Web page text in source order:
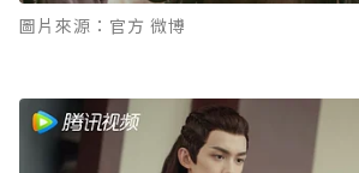
圖片來源：官方 微博